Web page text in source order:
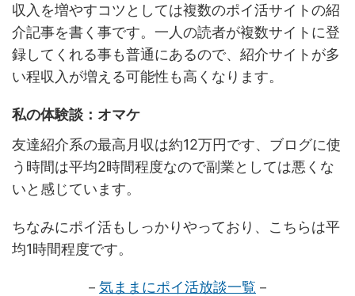
収入を増やすコツとしては複数のポイ活サイトの紹
介記事を書く事です。一人の読者が複数サイトに登
録してくれる事も普通にあるので、紹介サイトが多
い程収入が増える可能性も高くなります。
私の体験談：オマケ
友達紹介系の最高月収は約12万円です、ブログに使
う時間は平均2時間程度なので副業としては悪くな
いと感じています。
ちなみにポイ活もしっかりやっており、こちらは平
均1時間程度です。
－ 気ままにポイ活放談一覧 －